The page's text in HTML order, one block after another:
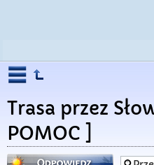
Trasa przez
POMOC ]
Odpowiedz